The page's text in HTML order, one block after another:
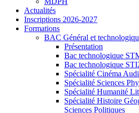
Actualités
Inscriptions 2026-2027
Formations
BAC Général et
Présentation
Bac technologique
Bac technologique
Spécialité Cinéma
Spécialité Sciences
Spécialité Humanité
Spécialité Histoire
Sciences Politiques